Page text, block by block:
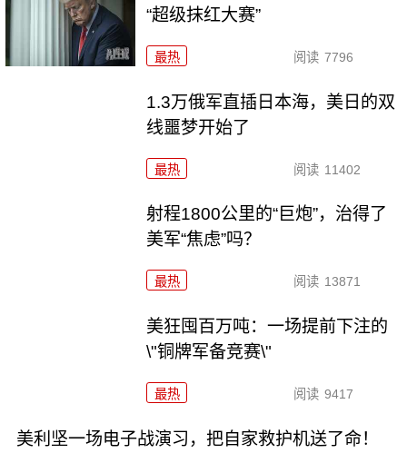
“超级抹红大赛”
最热 阅读 7796
1.3万俄军直插日本海，美日的双
线噩梦开始了
最热 阅读 11402
射程1800公里的“巨炮”，治得了
美军“焦虑”吗？
最热 阅读 13871
美狂囤百万吨：一场提前下注的
\"铜牌军备竞赛\"
最热 阅读 9417
美利坚一场电子战演习，把自家救护机送了命！